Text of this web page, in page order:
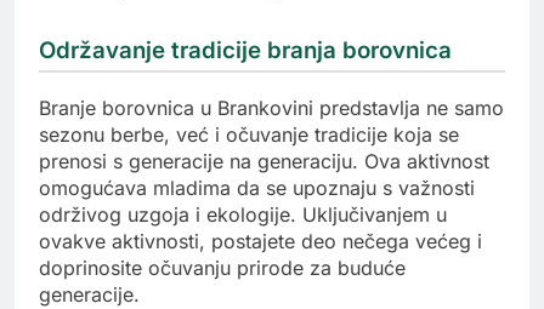
Održavanje tradicije branja borovnica
Branje borovnica u Brankovini predstavlja ne samo
sezonu berbe, već i očuvanje tradicije koja se
prenosi s generacije na generaciju. Ova aktivnost
omogućava mladima da se upoznaju s važnosti
održivog uzgoja i ekologije. Uključivanjem u
ovakve aktivnosti, postajete deo nečega većeg i
doprinosite očuvanju prirode za buduće
generacije.